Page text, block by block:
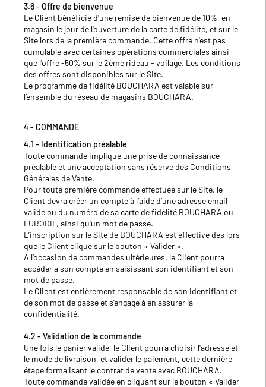
3.6 - Offre de bienvenue
Le Client bénéficie d'une remise de bienvenue de 10%, en
magasin le jour de l'ouverture de la carte de fidélité, et sur le
Site lors de la première commande. Cette offre n'est pas
cumulable avec certaines opérations commerciales ainsi
que l'offre -50% sur le 2ème rideau - voilage. Les conditions
des offres sont disponibles sur le Site.
Le programme de fidélité BOUCHARA est valable sur
l’ensemble du réseau de magasins BOUCHARA.
4 - COMMANDE
4.1 - Identification préalable
Toute commande implique une prise de connaissance
préalable et une acceptation sans réserve des Conditions
Générales de Vente.
Pour toute première commande effectuée sur le Site, le
Client devra créer un compte à l’aide d’une adresse email
valide ou du numéro de sa carte de fidélité BOUCHARA ou
EURODIF, ainsi qu’un mot de passe.
L’inscription sur le Site de BOUCHARA est effective dès lors
que le Client clique sur le bouton « Valider ».
A l’occasion de commandes ultérieures, le Client pourra
accéder à son compte en saisissant son identifiant et son
mot de passe.
Le Client est entièrement responsable de son identifiant et
de son mot de passe et s’engage à en assurer la
confidentialité.
4.2 - Validation de la commande
Une fois le panier validé, le Client pourra choisir l'adresse et
le mode de livraison, et valider le paiement, cette dernière
étape formalisant le contrat de vente avec BOUCHARA.
Toute commande validée en cliquant sur le bouton « Valider